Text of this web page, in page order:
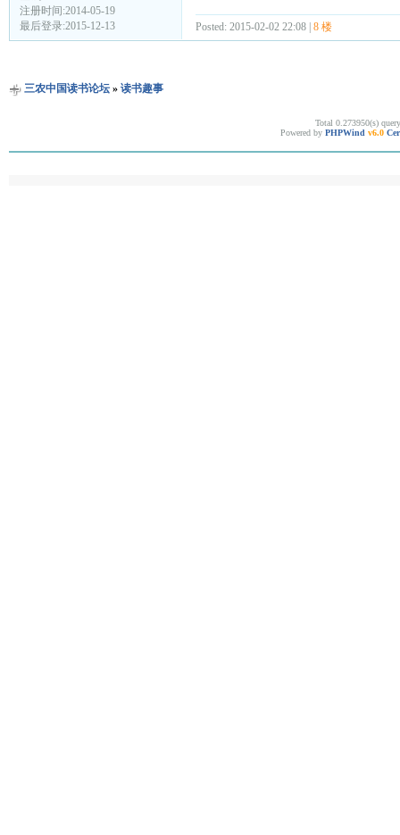
注册时间:2014-05-19
最后登录:2015-12-13
Posted: 2015-02-02 22:08 | 8 楼
三农中国读书论坛» 读书趣事
Total 0.273950(s)
Powered by PHPWind v6.0